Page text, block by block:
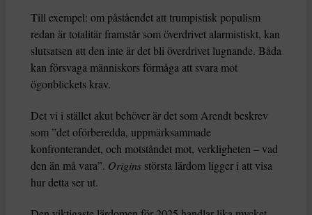
Till exempel: om påståendet att trumpistisk populism
redan är totalitär framstår som överdrivet alarmistiskt, kan
slutsatsen att den inte är det bli överdrivet lugnande. Båda
kan försvaga människors förmåga att svara mot
ögonblickets krav.
Det vi i stället akut behöver är det som Arendt beskrev
som ”det oförberedda, uppmärksammade
konfronterandet, och motståndet mot, verkligheten – vad
den än må vara”. Origins största lärdom ligger i att visa
hur detta ser ut.